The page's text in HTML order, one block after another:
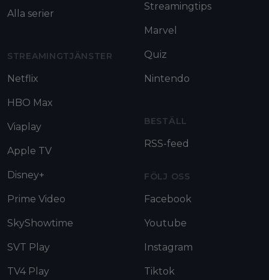
Alla serier
STREAMINGTJÄNSTER
Netflix
HBO Max
Viaplay
Apple TV
Disney+
Prime Video
SkyShowtime
SVT Play
TV4 Play
Streamingtips
Marvel
Quiz
Nintendo
BESTÄLL
RSS-feed
FÖLJ OSS
Facebook
Youtube
Instagram
Tiktok